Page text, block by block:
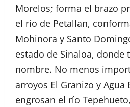
Morelos; forma el brazo
el río de Petallan,
Mohinora y Santo
estado de Sinaloa, donde
nombre. No menos
arroyos El Granizo y Agua
engrosan el río